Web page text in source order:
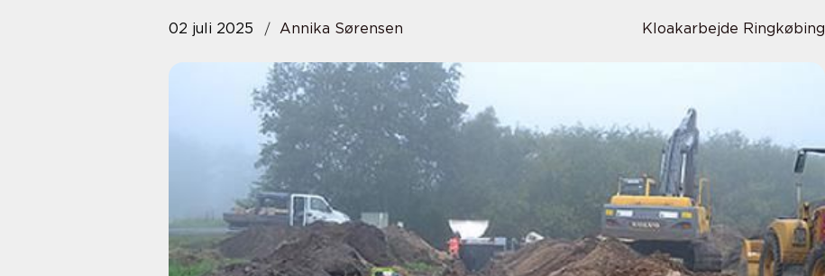
02 juli 2025 Annika Sørensen Kloakarbejde Ringkøbing